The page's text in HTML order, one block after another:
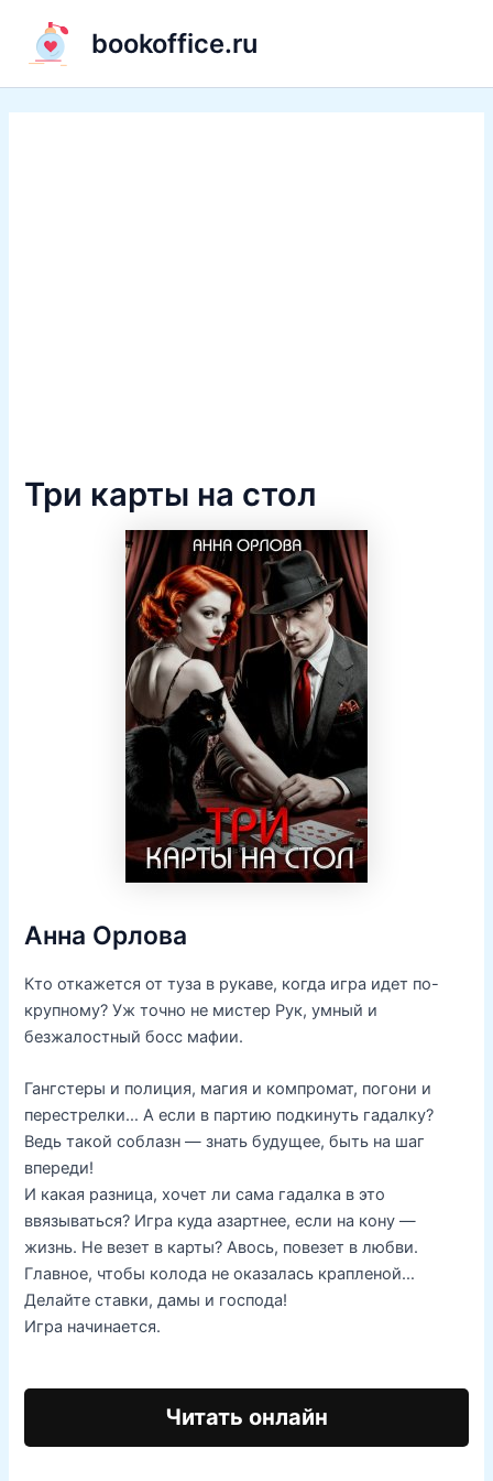
содержимому
bookoffice.ru
Три карты на стол
Анна Орлова
Кто откажется от туза в рукаве, когда игра идет по-
крупному? Уж точно не мистер Рук, умный и
безжалостный босс мафии.
Гангстеры и полиция, магия и компромат, погони и
перестрелки… А если в партию подкинуть гадалку?
Ведь такой соблазн — знать будущее, быть на шаг
впереди!
И какая разница, хочет ли сама гадалка в это
ввязываться? Игра куда азартнее, если на кону —
жизнь. Не везет в карты? Авось, повезет в любви.
Главное, чтобы колода не оказалась крапленой…
Делайте ставки, дамы и господа!
Игра начинается.
Читать онлайн